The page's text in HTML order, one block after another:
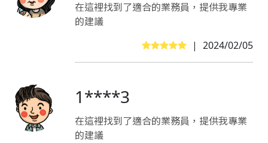
在這裡找到了適合的業務員，提供我專業
的建議
| 2024/02/05
1****3
在這裡找到了適合的業務員，提供我專業
的建議